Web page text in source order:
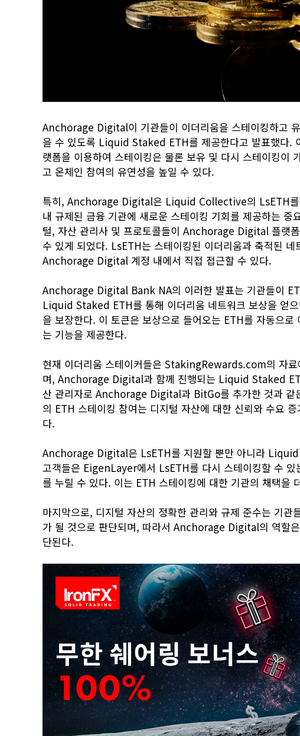
Anchorage Digital이 기관들이 이더리움을 스테이킹하고
을 수 있도록 Liquid Staked ETH를 제공한다고 발표했다
랫폼을 이용하여 스테이킹은 물론 보유 및 다시 스테이킹
고 온체인 참여의 유연성을 높일 수 있다.
특히, Anchorage Digital은 Liquid Collective의 LsETH를
내 규제된 금융 기관에 새로운 스테이킹 기회를 제공하는
털, 자산 관리사 및 프로토콜들이 Anchorage Digital 플랫
수 있게 되었다. LsETH는 스테이킹된 이더리움과 축적된
Anchorage Digital 계정 내에서 직접 접근할 수 있다.
Anchorage Digital Bank NA의 이러한 발표는 기관들이
Liquid Staked ETH를 통해 이더리움 네트워크 보상을 얻
을 보장한다. 이 토큰은 보상으로 들어오는 ETH를 자동으
는 기능을 제공한다.
현재 이더리움 스테이커들은 StakingRewards.com의 자
며, Anchorage Digital과 함께 진행되는 Liquid Staked
산 관리자로 Anchorage Digital과 BitGo를 추가한 것과 같
의 ETH 스테이킹 참여는 디지털 자산에 대한 신뢰와 수요
다.
Anchorage Digital은 LsETH를 지원할 뿐만 아니라
고객들은 EigenLayer에서 LsETH를 다시 스테이킹할 수 있
를 누릴 수 있다. 이는 ETH 스테이킹에 대한 기관의 채택을
마지막으로, 디지털 자산의 정확한 관리와 규제 준수는 기
가 될 것으로 판단되며, 따라서 Anchorage Digital의 역할
단된다.